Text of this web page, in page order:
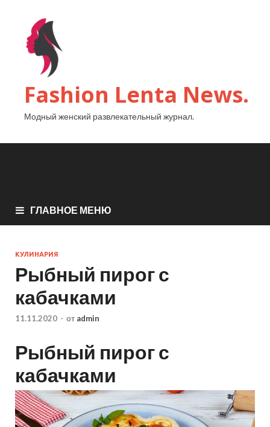
Fashion Lenta News.
Модный женский развлекательный журнал.
ГЛАВНОЕ МЕНЮ
КУЛИНАРИЯ
Рыбный пирог с
кабачками
11.11.2020 - от admin
Рыбный пирог с
кабачками